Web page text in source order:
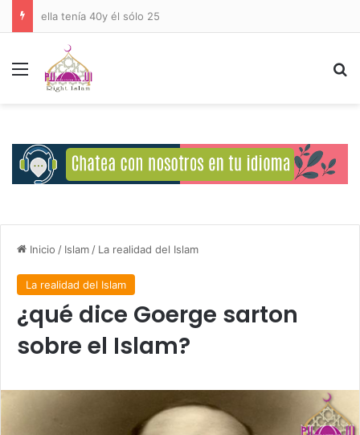
Deberes del Ser Humano Hacia Allah
Menú
Inicio / Islam / La realidad del Islam
La realidad del Islam
¿qué dice Goerge sarton
sobre el Islam?